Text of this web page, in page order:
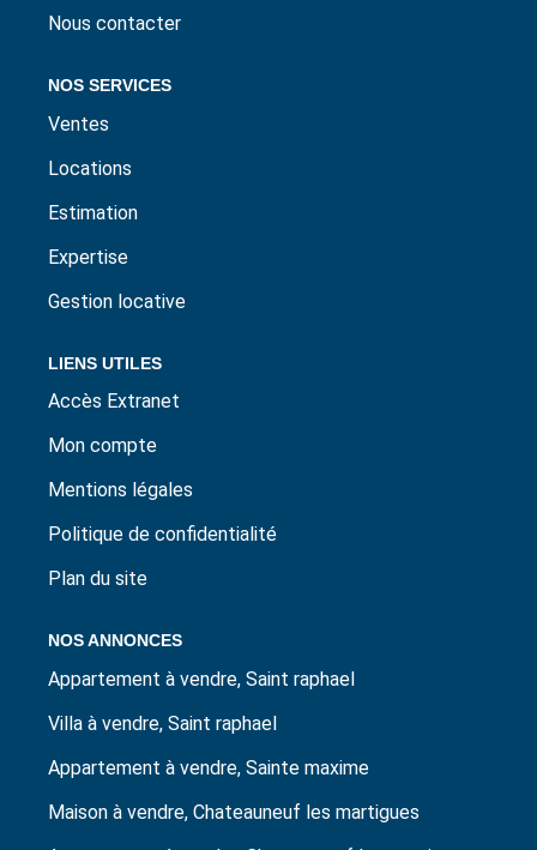
Nous contacter
NOS SERVICES
Ventes
Locations
Estimation
Expertise
Gestion locative
LIENS UTILES
Accès Extranet
Mon compte
Mentions légales
Politique de confidentialité
Plan du site
NOS ANNONCES
Appartement à vendre, Saint raphael
Villa à vendre, Saint raphael
Appartement à vendre, Sainte maxime
Maison à vendre, Chateauneuf les martigues